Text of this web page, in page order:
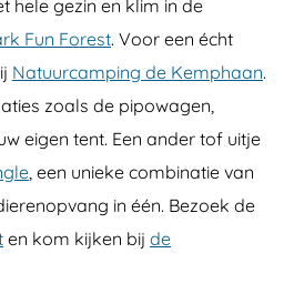
hele gezin en klim in de
Fun Forest. Voor een écht
Natuurcamping de Kemphaan.
zoals de pipowagen,
eigen tent. Een ander tof uitje
, een unieke combinatie van
in één. Bezoek de
en kom kijken bij de